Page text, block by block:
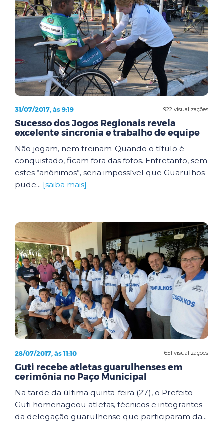
922 visualizações
31/07/2017, às 9:19
Sucesso dos Jogos Regionais revela
excelente sincronia e trabalho de equipe
Não jogam, nem treinam. Quando o título é
conquistado, ficam fora das fotos. Entretanto, sem
estes “anônimos”, seria impossível que Guarulhos
pude... [saiba mais]
651 visualizações
28/07/2017, às 11:10
Guti recebe atletas guarulhenses em
cerimônia no Paço Municipal
Na tarde da última quinta-feira (27), o Prefeito
Guti homenageou atletas, técnicos e integrantes
da delegação guarulhense que participaram da...